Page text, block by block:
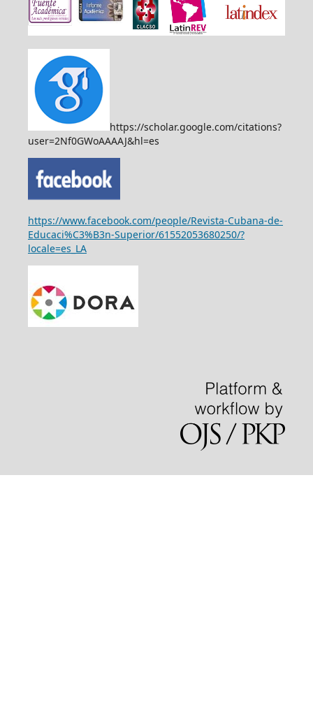
https://scholar.google.com/citations?
user=2Nf0GWoAAAAJ&hl=es
https://www.facebook.com/people/Revista-Cubana-de-
Educaci%C3%B3n-Superior/61552053680250/?
locale=es_LA